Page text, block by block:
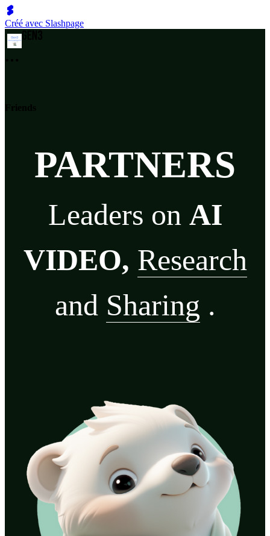
Créé avec Slashpage
PARTNERS
Leaders on AI
VIDEO, Research
and Sharing .